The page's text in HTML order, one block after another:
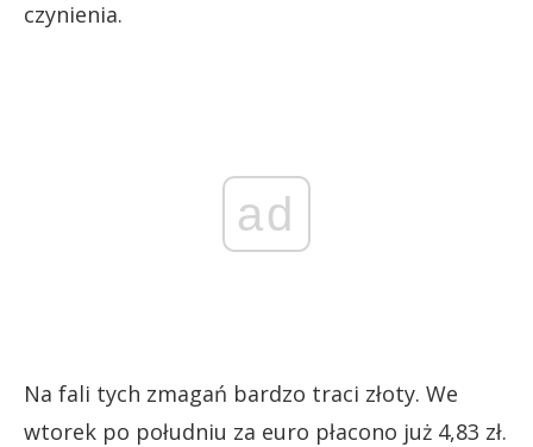
czynienia.
ad
Na fali tych zmagań bardzo traci złoty. We
wtorek po południu za euro płacono już 4,83 zł.